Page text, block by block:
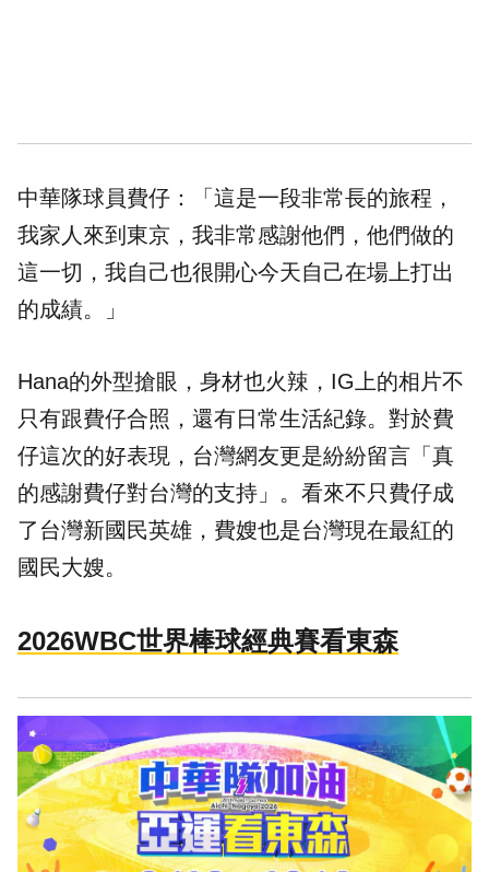
中華隊球員費仔：「這是一段非常長的旅程，
我家人來到東京，我非常感謝他們，他們做的
這一切，我自己也很開心今天自己在場上打出
的成績。」
Hana的外型搶眼，身材也火辣，IG上的相片不
只有跟費仔合照，還有日常生活紀錄。對於費
仔這次的好表現，台灣網友更是紛紛留言「真
的感謝費仔對台灣的支持」。看來不只費仔成
了台灣新國民英雄，費嫂也是台灣現在最紅的
國民大嫂。
2026WBC世界棒球經典賽看東森